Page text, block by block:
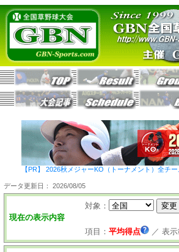
【PR】 2026秋メジャーKO（トーナメント）全チ
データ更新日： 2026/08/05
現在の表示内容
対象：
項目： 平均得点 ／ 表